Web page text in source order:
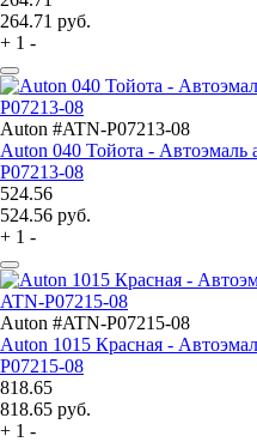
264.71 руб.
+ 1 -
Auton #ATN-P07213-08
Auton 040 Тойота -
P07213-08
524.56
524.56 руб.
+ 1 -
Auton #ATN-P07215-08
Auton 1015 Красная -
P07215-08
818.65
818.65 руб.
+ 1 -